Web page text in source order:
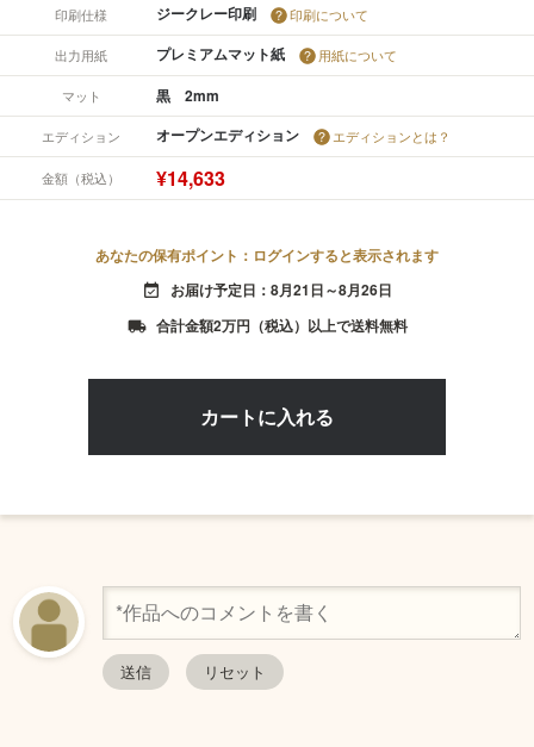
印刷仕様 ジークレー印刷 印刷について
出力用紙 プレミアムマット紙 用紙について
マット 黒 2mm
エディション オープンエディション エディションとは？
金額（税込） ¥14,633
あなたの保有ポイント：ログインすると表示されます
event_available お届け予定日：8月21日～8月26日
local_shipping 合計金額2万円（税込）以上で送料無料